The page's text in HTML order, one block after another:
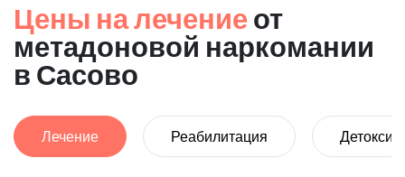
Цены на лечение от
метадоновой наркомании
в Сасово
Лечение Реабилитация